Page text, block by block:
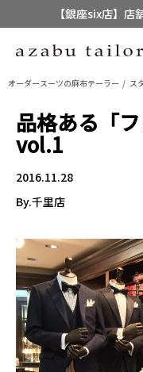
【銀座six店】
【店舗限
オーダースーツの麻布テーラー ス
品格ある「
vol.1
2016.11.28
By.千里店